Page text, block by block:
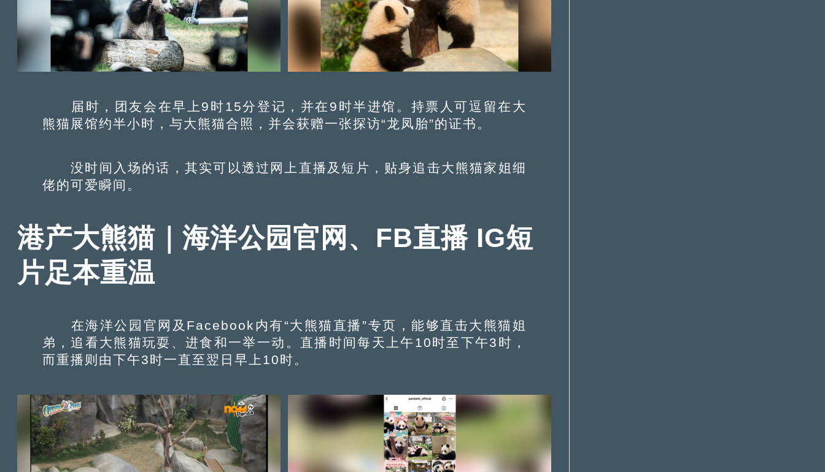
届时，团友会在早上9时15分登记，并在9时半进馆。持票人可逗留在大
熊猫展馆约半小时，与大熊猫合照，并会获赠一张探访“龙凤胎”的证书。
没时间入场的话，其实可以透过网上直播及短片，贴身追击大熊猫家姐细
佬的可爱瞬间。
港产大熊猫｜海洋公园官网、FB直播 IG短
片足本重温
在海洋公园官网及Facebook内有“大熊猫直播”专页，能够直击大熊猫姐
弟，追看大熊猫玩耍、进食和一举一动。直播时间每天上午10时至下午3时，
而重播则由下午3时一直至翌日早上10时。